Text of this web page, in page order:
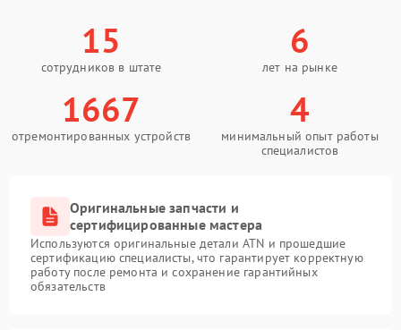
15
сотрудников в штате
6
лет на рынке
1667
отремонтированных устройств
4
минимальный опыт работы
специалистов
Оригинальные запчасти и
сертифицированные мастера
Используются оригинальные детали ATN и прошедшие
сертификацию специалисты, что гарантирует корректную
работу после ремонта и сохранение гарантийных
обязательств